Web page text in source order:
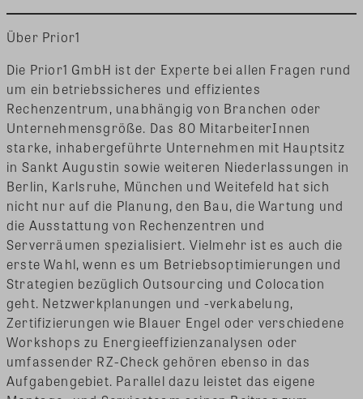
Über Prior1
Die Prior1 GmbH ist der Experte bei allen Fragen rund
um ein betriebssicheres und effizientes
Rechenzentrum, unabhängig von Branchen oder
Unternehmensgröße. Das 80 MitarbeiterInnen
starke, inhabergeführte Unternehmen mit Hauptsitz
in Sankt Augustin sowie weiteren Niederlassungen in
Berlin, Karlsruhe, München und Weitefeld hat sich
nicht nur auf die Planung, den Bau, die Wartung und
die Ausstattung von Rechenzentren und
Serverräumen spezialisiert. Vielmehr ist es auch die
erste Wahl, wenn es um Betriebsoptimierungen und
Strategien bezüglich Outsourcing und Colocation
geht. Netzwerkplanungen und -verkabelung,
Zertifizierungen wie Blauer Engel oder verschiedene
Workshops zu Energieeffizienzanalysen oder
umfassender RZ-Check gehören ebenso in das
Aufgabengebiet. Parallel dazu leistet das eigene